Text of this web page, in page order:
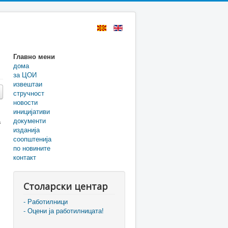
Главно мени
дома
за ЦОИ
извештаи
стручност
новости
иницијативи
документи
изданија
соопштенија
по новините
контакт
Столарски центар
- Работилници
- Оцени ја работилницата!